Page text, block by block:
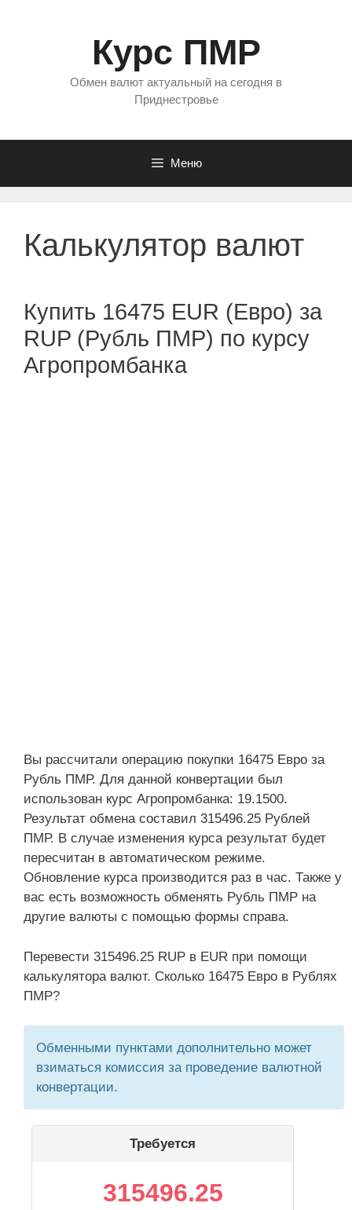
Курс ПМР
Обмен валют актуальный на сегодня в
Приднестровье
Меню
Калькулятор валют
Купить 16475 EUR (Евро) за
RUP (Рубль ПМР) по курсу
Агропромбанка
Вы рассчитали операцию покупки 16475 Евро за
Рубль ПМР. Для данной конвертации был
использован курс Агропромбанка: 19.1500.
Результат обмена составил 315496.25 Рублей
ПМР. В случае изменения курса результат будет
пересчитан в автоматическом режиме.
Обновление курса производится раз в час. Также у
вас есть возможность обменять Рубль ПМР на
другие валюты с помощью формы справа.
Перевести 315496.25 RUP в EUR при помощи
калькулятора валют. Сколько 16475 Евро в Рублях
ПМР?
Обменными пунктами дополнительно может
взиматься комиссия за проведение валютной
конвертации.
Требуется
315496.25